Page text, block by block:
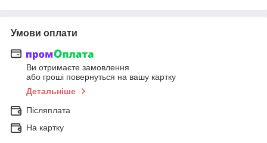
Умови оплати
Ви отримаєте замовлення
або гроші повернуться на вашу картку
Детальніше
Післяплата
На картку